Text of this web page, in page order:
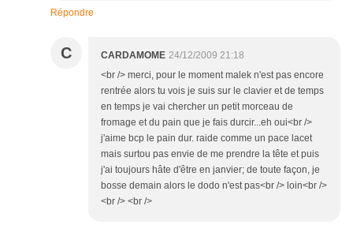
Répondre
C CARDAMOME 24/12/2009 21:18
<br /> merci, pour le moment malek n'est pas encore
rentrée alors tu vois je suis sur le clavier et de temps
en temps je vai chercher un petit morceau de
fromage et du pain que je fais durcir...eh oui<br />
j'aime bcp le pain dur. raide comme un pace lacet
mais surtou pas envie de me prendre la tête et puis
j'ai toujours hâte d'être en janvier; de toute façon, je
bosse demain alors le dodo n'est pas<br /> loin<br />
<br /> <br />